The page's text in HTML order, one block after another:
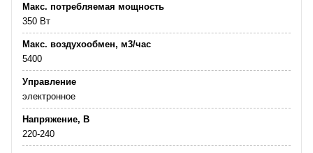
Макс. потребляемая мощность
350 Вт
Макс. воздухообмен, м3/час
5400
Управление
электронное
Напряжение, В
220-240